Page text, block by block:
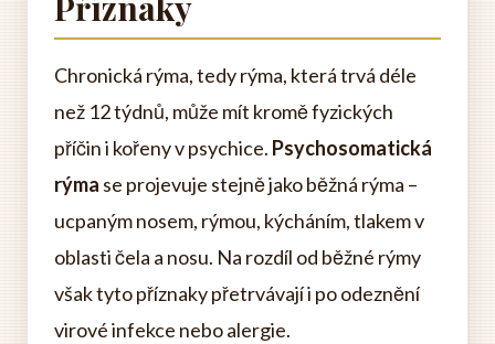
Chronická rýma, tedy rýma, která trvá déle
než 12 týdnů, může mít kromě fyzických
příčin i kořeny v psychice. Psychosomatická
rýma se projevuje stejně jako běžná rýma –
ucpaným nosem, rýmou, kýcháním, tlakem v
oblasti čela a nosu. Na rozdíl od běžné rýmy
však tyto příznaky přetrvávají i po odeznění
virové infekce nebo alergie.